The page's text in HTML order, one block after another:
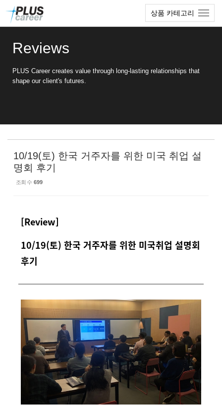
상품 카테고리
Reviews
PLUS Career creates value through long-lasting relationships that
shape our client's futures.
10/19(토) 한국 거주자를 위한 미국 취업 설
명회 후기
조회 수 699
[Review]
10/19(토) 한국 거주자를 위한 미국취업 설명회
후기